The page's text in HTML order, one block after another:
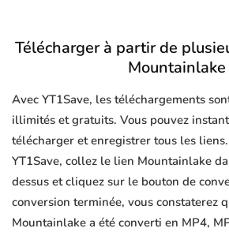
Télécharger à partir de
Mountainlake
Avec YT1Save, les téléchargements
illimités et gratuits. Vous pouvez
télécharger et enregistrer tous les
YT1Save, collez le lien Mountainlake
dessus et cliquez sur le bouton de
conversion terminée, vous constaterez
Mountainlake a été converti en MP4,